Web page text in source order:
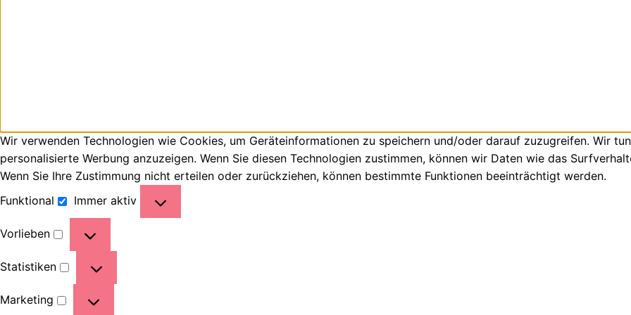
Wir verwenden Technologien wie Cookies, um Geräteinformationen zu speichern und/oder darauf zuzugreifen. Wir
personalisierte Werbung anzuzeigen. Wenn Sie diesen Technologien zustimmen, können wir Daten wie das
Wenn Sie Ihre Zustimmung nicht erteilen oder zurückziehen, können bestimmte Funktionen beeinträchtigt werden.
Funktional
Immer aktiv
Vorlieben
Statistiken
Marketing